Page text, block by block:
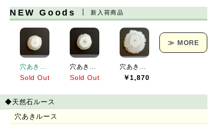
NEW Goods 新入荷商品
Sold Out Sold Out ￥1,870
≫ MORE
◆天然石ルース
穴あきルース